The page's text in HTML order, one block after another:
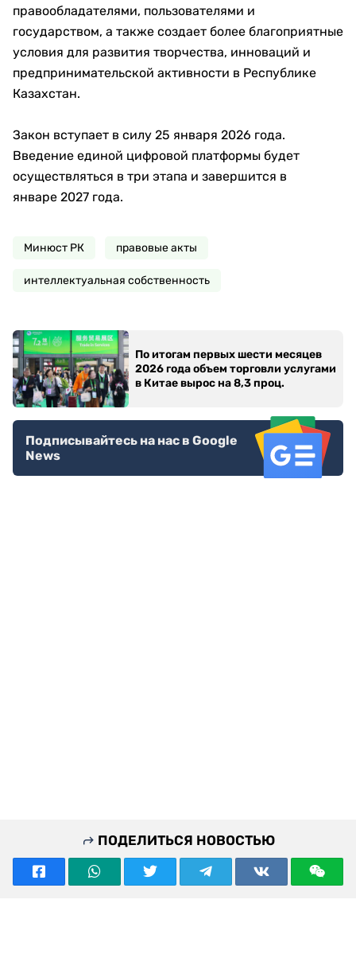
правообладателями, пользователями и
государством, а также создает более благоприятные
условия для развития творчества, инноваций и
предпринимательской активности в Республике
Казахстан.
Закон вступает в силу 25 января 2026 года.
Введение единой цифровой платформы будет
осуществляться в три этапа и завершится в
январе 2027 года.
Минюст РК правовые акты
интеллектуальная собственность
По итогам первых шести месяцев
2026 года объем торговли услугами
в Китае вырос на 8,3 проц.
Подписывайтесь на нас в Google
News
ПОДЕЛИТЬСЯ НОВОСТЬЮ